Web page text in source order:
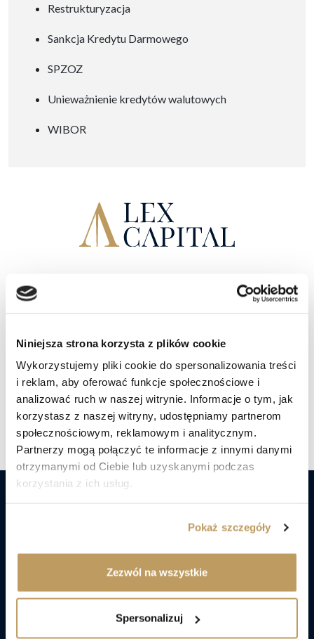
Niniejsza strona korzysta z plików cookie
Wykorzystujemy pliki cookie do spersonalizowania treści
i reklam, aby oferować funkcje społecznościowe i
analizować ruch w naszej witrynie. Informacje o tym, jak
korzystasz z naszej witryny, udostępniamy partnerom
społecznościowym, reklamowym i analitycznym.
Partnerzy mogą połączyć te informacje z innymi danymi
otrzymanymi od Ciebie lub uzyskanymi podczas
korzystania z ich usług.
Pokaż szczegóły
Zezwól na wszystkie
Spersonalizuj
wierzycielami szybciej niż
restrukturyzacyjne.
Przyspieszone postępowanie
sprawne wdrożenie zmian,
Artykuł ten przedstawia
najważniejsze aspekty […]
Restrukturyzacja
Sankcja Kredytu Darmowego
SPZOZ
Unieważnienie kredytów walutowych
WIBOR
Porozmawiaj z doradcą
Znajdź nas social mediach
Nie czekaj! Już dziś porozmawiaj
z ekspertami Lex Capital
Porozmawiaj z doradcą